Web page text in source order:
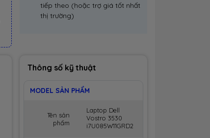
tiếp theo (hoặc trợ giá tốt nhất
thị trường)
Thông số kỹ thuật
MODEL SẢN PHẨM
Tên sản
phẩm
Laptop Dell
Vostro 3530
i7U085W11GRD2